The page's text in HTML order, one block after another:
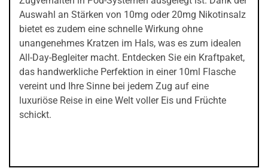
Auswahl an Stärken von 10mg oder 20mg Nikotinsalz
bietet es zudem eine schnelle Wirkung ohne
unangenehmes Kratzen im Hals, was es zum idealen
All-Day-Begleiter macht. Entdecken Sie ein Kraftpaket,
das handwerkliche Perfektion in einer 10ml Flasche
vereint und Ihre Sinne bei jedem Zug auf eine
luxuriöse Reise in eine Welt voller Eis und Früchte
schickt.